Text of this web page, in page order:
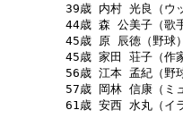
39歳 内村 光良（ウッチャ
44歳 森 公美子（歌手
45歳 原 辰徳（野球）
45歳 家田 荘子（作家
56歳 江本 孟紀（野球評
57歳 岡林 信康（ミュー
61歳 安西 水丸（イラス